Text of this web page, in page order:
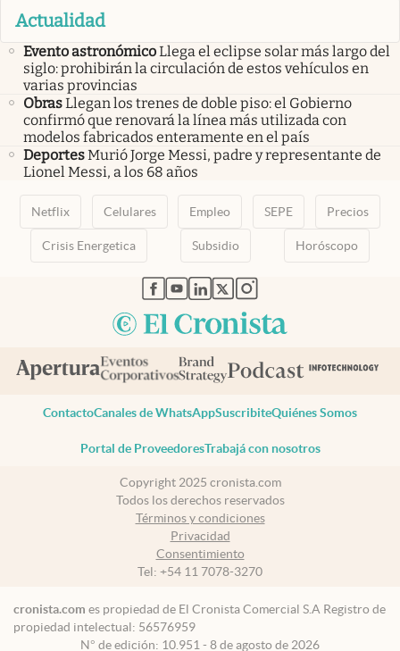
Actualidad
Evento astronómicoLlega el eclipse solar más largo del
siglo: prohibirán la circulación de estos vehículos en
varias provincias
ObrasLlegan los trenes de doble piso: el Gobierno
confirmó que renovará la línea más utilizada con
modelos fabricados enteramente en el país
DeportesMurió Jorge Messi, padre y representante de
Lionel Messi, a los 68 años
Netflix Celulares Empleo SEPE Precios
Crisis Energetica Subsidio Horóscopo
abre en nueva pestaña
abre en nueva pestaña
abre en nueva pestaña
abre en nueva pestaña
abre en nueva pestaña
ContactoCanales de WhatsAppSuscribiteQuiénes Somos
Portal de ProveedoresTrabajá con nosotros
Copyright 2025 cronista.com
Todos los derechos reservados
Términos y condiciones
Privacidad
Consentimiento
Tel: +54 11 7078-3270
cronista.com es propiedad de El Cronista Comercial S.A Registro de
propiedad intelectual: 56576959
N° de edición: 10.951 - 8 de agosto de 2026